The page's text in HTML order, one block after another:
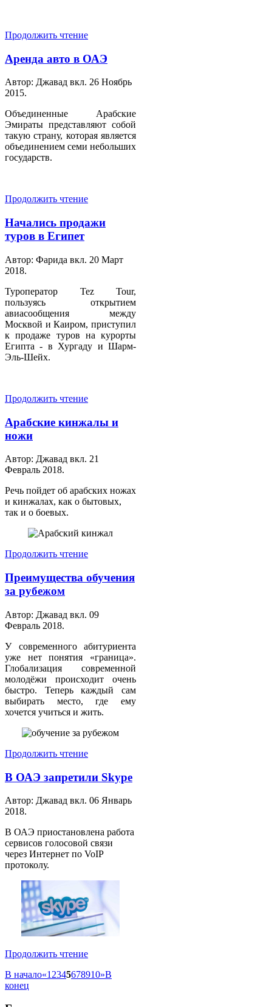
Продолжить чтение
Аренда авто в ОАЭ
Автор: Джавад вкл. 26 Ноябрь
2015.
Объединенные Арабские
Эмираты представляют собой
такую страну, которая является
объединением семи небольших
государств.
Продолжить чтение
Начались продажи
туров в Египет
Автор: Фарида вкл. 20 Март
2018.
Туроператор Tez Tour,
пользуясь открытием
авиасообщения между
Москвой и Каиром, приступил
к продаже туров на курорты
Египта - в Хургаду и Шарм-
Эль-Шейх.
Продолжить чтение
Арабские кинжалы и
ножи
Автор: Джавад вкл. 21
Февраль 2018.
Речь пойдет об арабских ножах
и кинжалах, как о бытовых,
так и о боевых.
Продолжить чтение
Преимущества обучения
за рубежом
Автор: Джавад вкл. 09
Февраль 2018.
У современного абитуриента
уже нет понятия «граница».
Глобализация современной
молодёжи происходит очень
быстро. Теперь каждый сам
выбирать место, где ему
хочется учиться и жить.
Продолжить чтение
В ОАЭ запретили Skype
Автор: Джавад вкл. 06 Январь
2018.
В ОАЭ приостановлена работа
сервисов голосовой связи
через Интернет по VoIP
протоколу.
Продолжить чтение
В начало«1 2345678910»В
конец